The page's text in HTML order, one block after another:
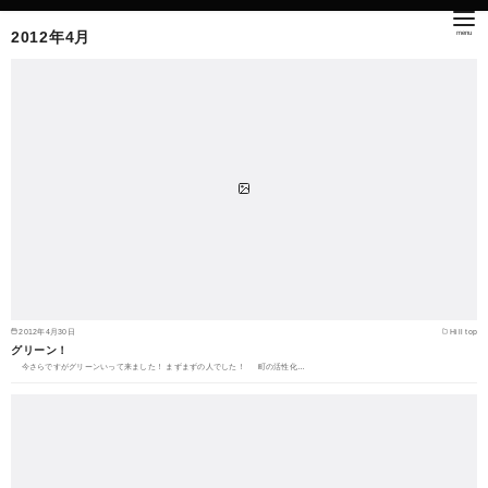
2012年4月
2012年4月30日 Hill top
グリーン！
今さらですがグリーンいって来ました！ まずまずの人でした！ 町の活性化…